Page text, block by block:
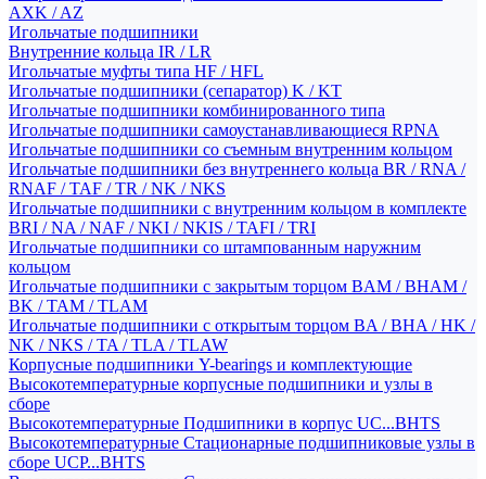
AXK / AZ
Игольчатые подшипники
Внутренние кольца IR / LR
Игольчатые муфты типа HF / HFL
Игольчатые подшипники (сепаратор) K / KT
Игольчатые подшипники комбинированного типа
Игольчатые подшипники самоустанавливающиеся RPNA
Игольчатые подшипники со съемным внутренним кольцом
Игольчатые подшипники без внутреннего кольца BR / RNA /
RNAF / TAF / TR / NK / NKS
Игольчатые подшипники с внутренним кольцом в комплекте
BRI / NA / NAF / NKI / NKIS / TAFI / TRI
Игольчатые подшипники со штампованным наружним
кольцом
Игольчатые подшипники с закрытым торцом BAM / BHAM /
BK / TAM / TLAM
Игольчатые подшипники с открытым торцом BA / BHA / HK /
NK / NKS / TA / TLA / TLAW
Корпусные подшипники Y-bearings и комплектующие
Высокотемпературные корпусные подшипники и узлы в
сборе
Высокотемпературные Подшипники в корпус UC...BHTS
Высокотемпературные Стационарные подшипниковые узлы в
сборе UCP...BHTS